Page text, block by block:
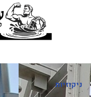
ניקוזיות